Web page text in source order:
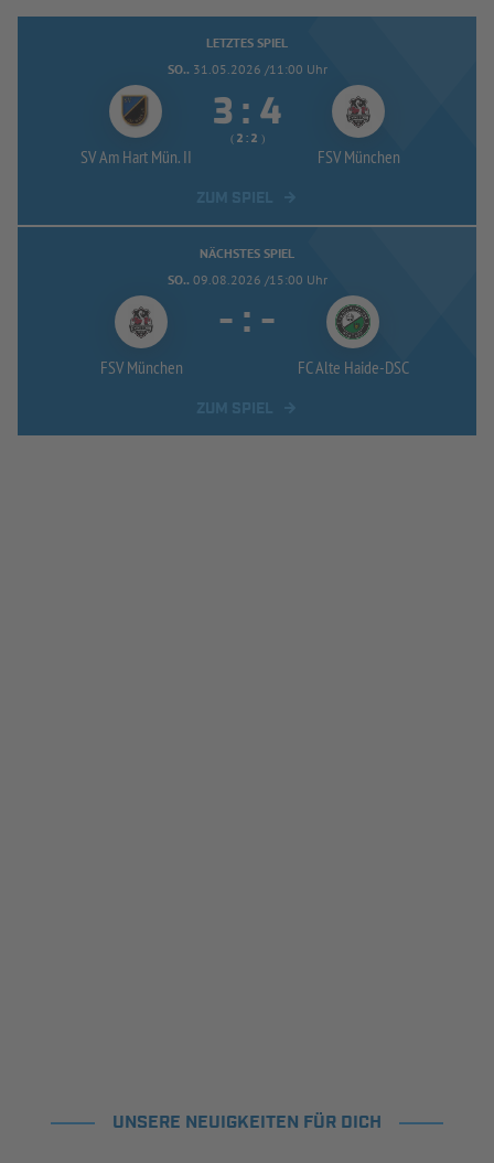
LETZTES SPIEL
SO.. 31.05.2026 /11:00 Uhr
SV Am Hart Mün. II
 : 
(  :  )
FSV München
NÄCHSTES SPIEL
SO.. 09.08.2026 /15:00 Uhr
FSV München
- : -
FC Alte Haide-DSC
UNSERE NEUIGKEITEN FÜR DICH